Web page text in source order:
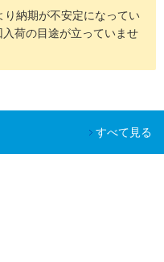
納期が不安定になってい
荷の目途が立っていませ
すべて見る